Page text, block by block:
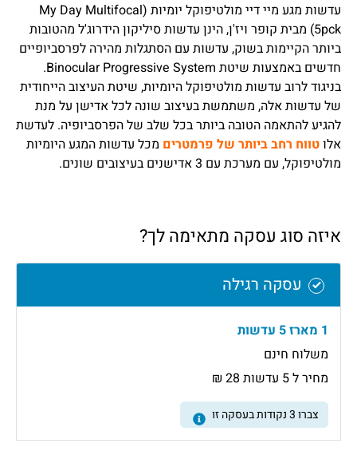
עדשות מגע מיי דיי מולטיפוקל יומיות (My Day Multifocal
5pck) מבית קופר ויז'ן, הינן עדשות סיליקון הידרוג'ל מהטובות
ביותר הקיימות בשוק, עדשות עם הסתגלות מהירה לפרסביופיים
חדשים באמצעות שיטת Binocular Progressive System.
בניגוד לרוב עדשות מולטיפוקל היומיות, שיטת העיצוב הייחודית
של עדשות אלה, משתמשת בעיצוב שונה לכל אדישן על מנת
להגיע להתאמה הטובה ביותר בכל שלב של הפרסביופיה. לעדשת
אלוטווח רחב ביותר של פרמטרים מכל עדשות המגע היומיות
מולטיפוקל, עם מערכת עם 3 אדישנים בעיצובים שונים.
איזה סוג עסקה מתאימה לך?
עסקה רגילה
1 מארז 5 עדשות
משלוח חינם
מחיר ל 5 עדשות 28 ₪
צברו3נקודות בעסקה זו